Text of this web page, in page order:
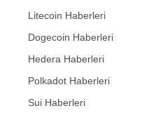
Litecoin Haberleri
Dogecoin Haberleri
Hedera Haberleri
Polkadot Haberleri
Sui Haberleri